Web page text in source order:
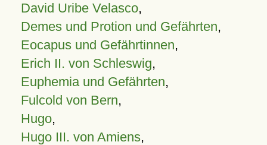
David Uribe Velasco,
Demes und Protion und Gefährten,
Eocapus und Gefährtinnen,
Erich II. von Schleswig,
Euphemia und Gefährten,
Fulcold von Bern,
Hugo,
Hugo III. von Amiens,